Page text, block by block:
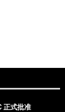
正式批准